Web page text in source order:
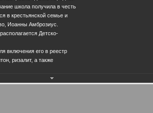
школа получила в честь
в крестьянской семье и
Иоанны Амброзиус.
Детско-
включения его в реестр
ризалит, а также